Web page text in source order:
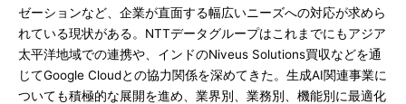
ゼーションなど、企業が直面する幅広いニーズへの対応が求めら
れている現状がある。NTTデータグループはこれまでにもアジア
太平洋地域での連携や、インドのNiveus Solutions買収などを通
じてGoogle Cloudとの協力関係を深めてきた。生成AI関連事業に
ついても積極的な展開を進め、業界別、業務別、機能別に最適化